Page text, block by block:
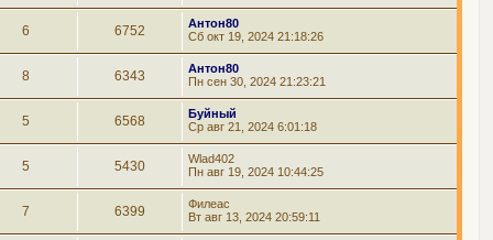
6 6752
Антон80
Сб окт 19, 2024 21:18:26
8 6343
Антон80
Пн сен 30, 2024 21:23:21
5 6568
Буйный
Ср авг 21, 2024 6:01:18
5 5430
Wlad402
Пн авг 19, 2024 10:44:25
7 6399
Филеас
Вт авг 13, 2024 20:59:11